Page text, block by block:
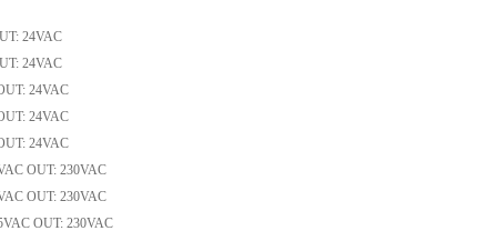
24VAC
24VAC
24VAC
24VAC
24VAC
OUT: 230VAC
OUT: 230VAC
OUT: 230VAC